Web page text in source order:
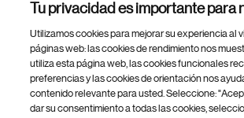
Footer Site Search
Tu privacidad es importante para
Utilizamos cookies para mejorar su experiencia al
páginas web: las cookies de rendimiento nos
utiliza esta página web, las cookies funcionales
preferencias y las cookies de orientación nos
contenido relevante para usted. Seleccione:
dar su consentimiento a todas las cookies,